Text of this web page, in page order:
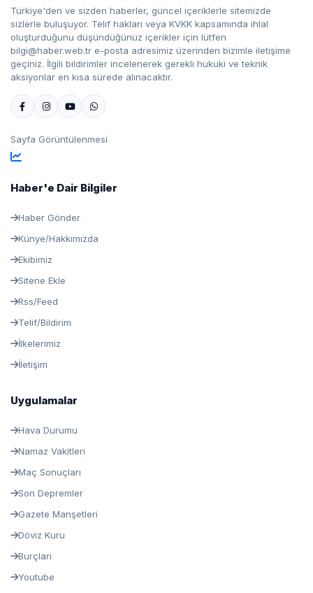
Türkiye'den ve sizden haberler, güncel içeriklerle sitemizde
sizlerle buluşuyor. Telif hakları veya KVKK kapsamında ihlal
oluşturduğunu düşündüğünüz içerikler için lütfen
bilgi@haber.web.tr e-posta adresimiz üzerinden bizimle iletişime
geçiniz. İlgili bildirimler incelenerek gerekli hukuki ve teknik
aksiyonlar en kısa sürede alınacaktır.
Sayfa Görüntülenmesi
Haber'e Dair Bilgiler
Haber Gönder
Künye/Hakkımızda
Ekibimiz
Sitene Ekle
Rss/Feed
Telif/Bildirim
İlkelerimiz
İletişim
Uygulamalar
Hava Durumu
Namaz Vakitleri
Maç Sonuçları
Son Depremler
Gazete Manşetleri
Döviz Kuru
Burçları
Youtube